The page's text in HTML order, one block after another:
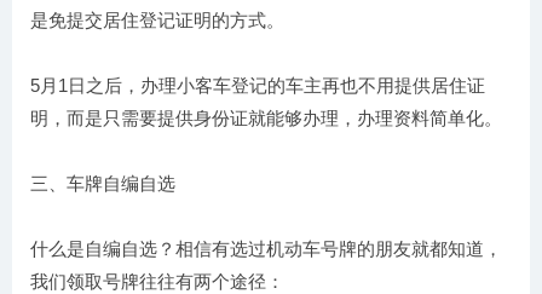
是免提交居住登记证明的方式。
5月1日之后，办理小客车登记的车主再也不用提供居住证
明，而是只需要提供身份证就能够办理，办理资料简单化。
三、车牌自编自选
什么是自编自选？相信有选过机动车号牌的朋友就都知道，
我们领取号牌往往有两个途径：